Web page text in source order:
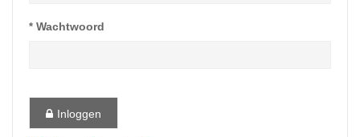
Wachtwoord
Inloggen